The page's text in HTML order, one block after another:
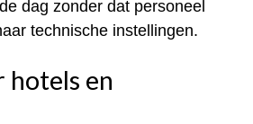
dag zonder dat personeel
technische instellingen.
hotels en